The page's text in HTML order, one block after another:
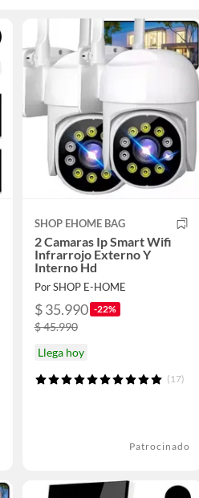
SHOP EHOME BAG
2 Camaras Ip Smart Wifi
Infrarrojo Externo Y
Interno Hd
Por SHOP E-HOME
$ 35.990 -22%
$ 45.990
Llega hoy
(17)
Patrocinado